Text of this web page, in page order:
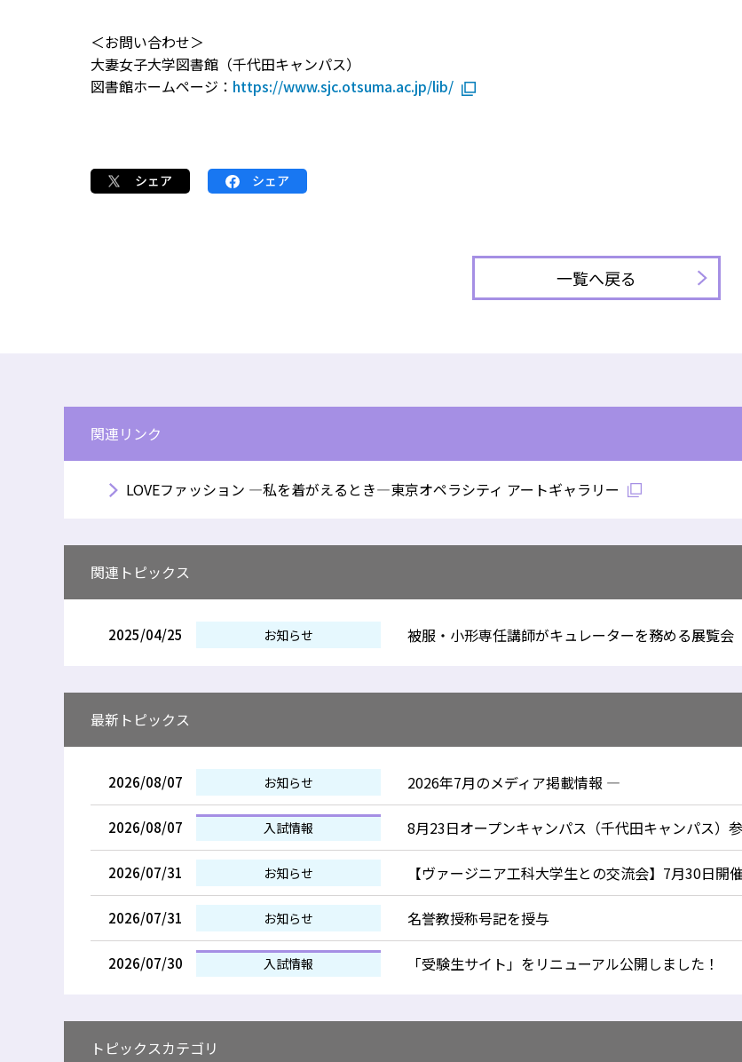
＜お問い合わせ＞
大妻女子大学図書館（千代田キャンパス）
図書館ホームページ： https://www.sjc.otsuma.ac.jp/lib/
シェア シェア
一覧へ戻る
関連リンク
LOVEファッション ―私を着がえるとき―東京オペラシティ アートギャラリー
関連トピックス
2025/04/25 お知らせ 被服・小形専任講師がキュレーターを務める展覧
最新トピックス
2026/08/07 お知らせ 2026年7月のメディア掲載情報 —
2026/08/07 入試情報 8月23日オープンキャンパス（千代田キャンパス）
2026/07/31 お知らせ 【ヴァージニア工科大学生との交流会】7月30日開
2026/07/31 お知らせ 名誉教授称号記を授与
2026/07/30 入試情報 「受験生サイト」をリニューアル公開しました！
トピックスカテゴリ